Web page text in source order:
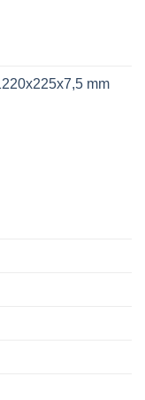
mm